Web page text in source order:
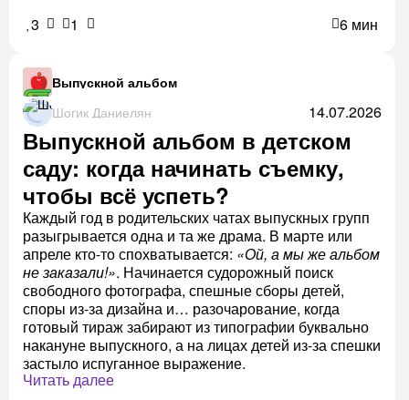
3 1 6 мин
Выпускной альбом
Шогик Даниелян
14.07.2026
Выпускной альбом в детском
саду: когда начинать съемку,
чтобы всё успеть?
Каждый год в родительских чатах выпускных групп
разыгрывается одна и та же драма. В марте или
апреле кто-то спохватывается: «Ой, а мы же альбом
не заказали!». Начинается судорожный поиск
свободного фотографа, спешные сборы детей,
споры из-за дизайна и… разочарование, когда
готовый тираж забирают из типографии буквально
накануне выпускного, а на лицах детей из-за спешки
застыло испуганное выражение.
Читать далее